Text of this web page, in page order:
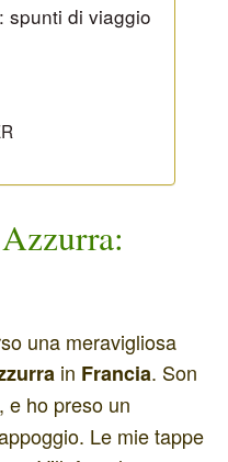
spunti di viaggio
una meravigliosa
in Francia. Son
e ho preso un
Le mie tappe